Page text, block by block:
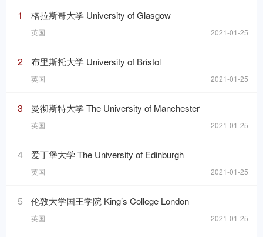
1 格拉斯哥大学 University of Glasgow
英国 2021-01-25
2 布里斯托大学 University of Bristol
英国 2021-01-25
3 曼彻斯特大学 The University of Manchester
英国 2021-01-25
4 爱丁堡大学 The University of Edinburgh
英国 2021-01-25
5 伦敦大学国王学院 King’s College London
英国 2021-01-25